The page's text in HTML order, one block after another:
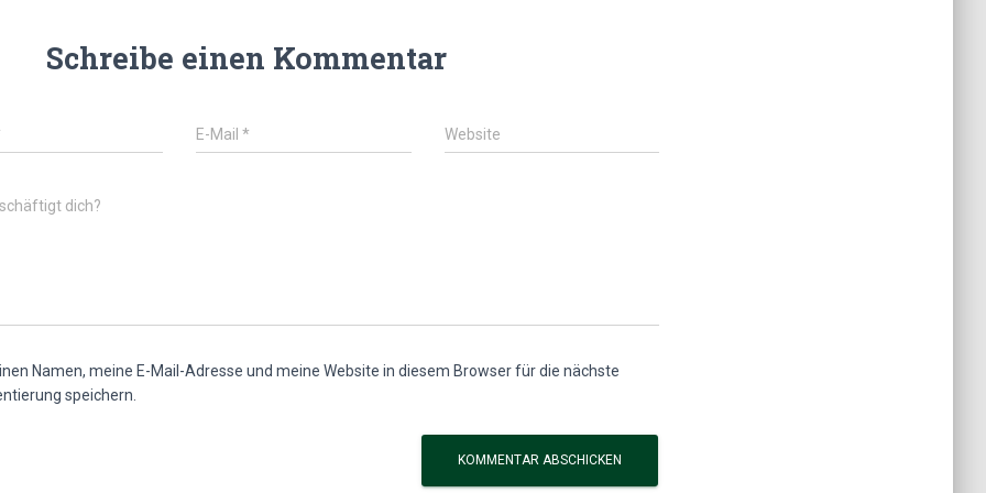
Schreibe einen Kommentar
E-Mail* Website
dich?
Namen, meine E-Mail-Adresse und meine Website in diesem Browser für die nächste
speichern.